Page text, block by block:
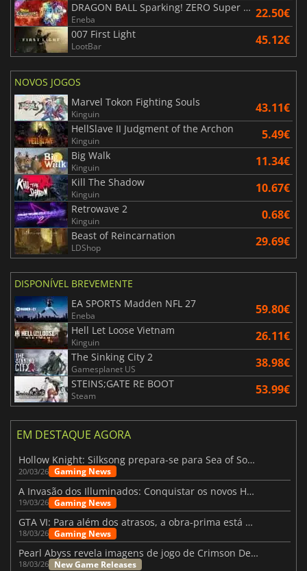
DRAGON BALL Sparking! ZERO Super Limit Breaking NEO
Eneba 22.50€
007 First Light
LootBar 45.12€
NOVOS JOGOS
Marvel Tokon Fighting Souls
Kinguin 43.11€
HellSlave II Judgment of the Archon
Kinguin 5.49€
Big Walk
Kinguin 11.34€
Kill The Shadow
Kinguin 10.67€
Retrowave 2
Kinguin 0.68€
Beast of Reincarnation
LDShop 29.69€
DISPONÍVEL BREVEMENTE
EA SPORTS Madden NFL 27
Eneba 59.80€
Hell Let Loose Vietnam
Kinguin 26.11€
The Sinking City 2
Gamesplanet US 38.98€
STEINS;GATE RE BOOT
Steam 53.99€
EM DESTAQUE AGORA
Hollow Knight: Silksong prepara-se para Sea of Sorrow com um patch
20/03/26 Gaming News
A Invasão dos Illuminados: Conquistar os novos Helldivers 2 Atualização!
19/03/26 Gaming News
GTA VI: Para além dos atrasos, a obra-prima está quase a chegar
18/03/26 Gaming News
Pearl Abyss revela imagens de jogo de Crimson Desert para a PS5
18/03/26 New Game Releases